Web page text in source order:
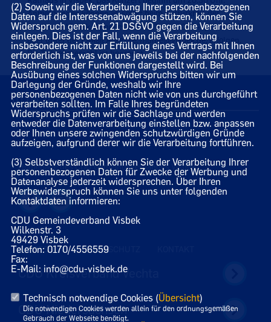
Anmeldungen können ab sofort beim Kulturkreis der
Gemeinde Visbek, Annelies Muhle, Tel. Nr. 04445/8900140
oder unter der E-Mail Adresse: muhle@visbek.de, erfolgen.
Die Teilnehmerzahl ist begrenzt.
01.04.2025
Homepage des CDU Gemeindeverbandes Visbek
IMPRESSUM DATENSCHUTZ
CDU Kreisverband Vechta
CDU Niedersachsen
(2) Soweit wir die Verarbeitung Ihrer personenbezogenen
Daten auf die Interessenabwägung stützen, können Sie
Widerspruch gem. Art. 21 DSGVO gegen die Verarbeitung
einlegen. Dies ist der Fall, wenn die Verarbeitung
insbesondere nicht zur Erfüllung eines Vertrags mit Ihnen
erforderlich ist, was von uns jeweils bei der nachfolgenden
Beschreibung der Funktionen dargestellt wird. Bei
Ausübung eines solchen Widerspruchs bitten wir um
Darlegung der Gründe, weshalb wir Ihre
personenbezogenen Daten nicht wie von uns durchgeführt
verarbeiten sollten. Im Falle Ihres begründeten
Widerspruchs prüfen wir die Sachlage und werden
entweder die Datenverarbeitung einstellen bzw. anpassen
oder Ihnen unsere zwingenden schutzwürdigen Gründe
aufzeigen, aufgrund derer wir die Verarbeitung fortführen.
(3) Selbstverständlich können Sie der Verarbeitung Ihrer
personenbezogenen Daten für Zwecke der Werbung und
Datenanalyse jederzeit widersprechen. Über Ihren
Werbewiderspruch können Sie uns unter folgenden
Kontaktdaten informieren:
CDU Gemeindeverband Visbek
Wilkenstr. 3
49429 Visbek
Telefon: 0170/4556559
Fax:
E-Mail: info@cdu-visbek.de
Technisch notwendige Cookies (Übersicht)
Die notwendigen Cookies werden allein für den ordnungsgemäßen
Gebrauch der Webseite benötigt.